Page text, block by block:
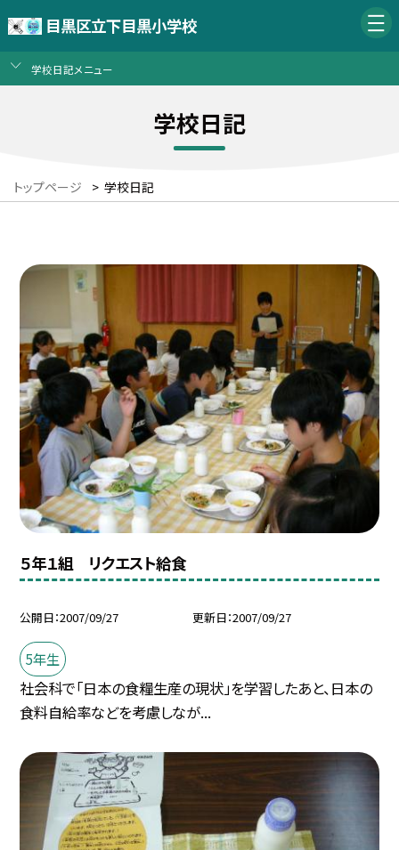
目黒区立下目黒小学校
学校日記メニュー
学校日記
トップページ > 学校日記
５年１組 リクエスト給食
公開日 2007/09/27 更新日 2007/09/27
5年生
社会科で「日本の食糧生産の現状」を学習したあと、日本の
食料自給率などを考慮しなが...